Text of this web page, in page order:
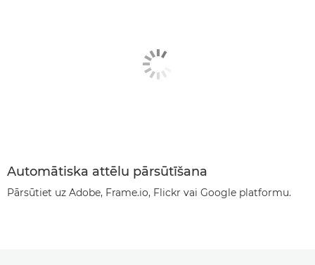
Automātiska attēlu pārsūtīšana
Pārsūtiet uz Adobe, Frame.io, Flickr vai Google platformu.